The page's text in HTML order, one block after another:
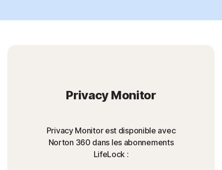
Privacy Monitor
Privacy Monitor est disponible avec
Norton 360 dans les abonnements
LifeLock :